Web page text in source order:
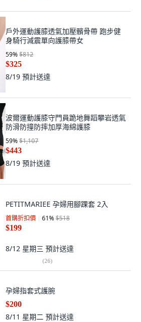
戶外運動護膝透氣加壓髕骨帶 跑步健
身騎行減震單向護膝帶女
59%$812
$325
8/19 預計送達
波爾運動護膝守門員跪地舞蹈攀岩透氣
防滑防撞防摔加厚海綿護膝
59%$1,107
$443
8/19 預計送達
PETITMARIEE 孕婦用腳踝套 2入
首購折扣價 61%$518
$199
8/12 星期三 預計送達
(26)
孕婦指套式護腕
$200
8/11 星期二 預計送達